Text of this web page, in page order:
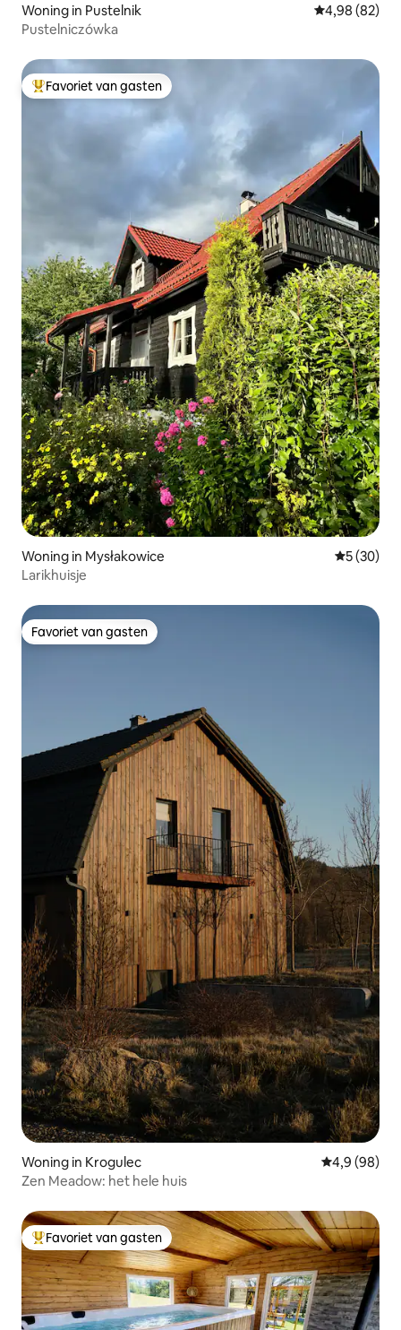
Woning in Pustelnik Gemiddelde
4,98 (82)
Pustelniczówka
Topfavoriet van gasten
Favoriet van gasten
Woning in Mysłakowice
5 (30)
Larikhuisje
Favoriet van gasten
Favoriet van gasten
Woning in Krogulec Gemiddelde
4,9 (98)
Zen Meadow: het hele huis
Topfavoriet van gasten
Favoriet van gasten